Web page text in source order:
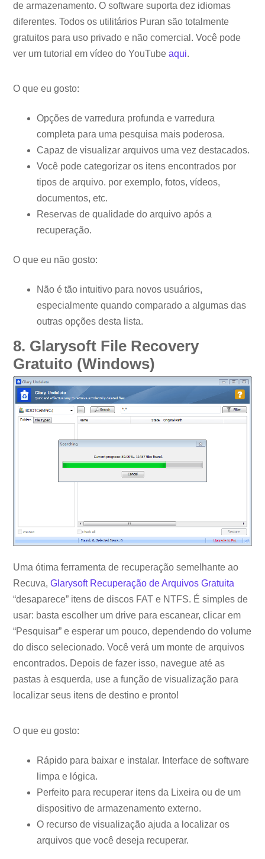
de armazenamento. O software suporta dez idiomas
diferentes. Todos os utilitários Puran são totalmente
gratuitos para uso privado e não comercial. Você pode
ver um tutorial em vídeo do YouTubeaqui.
O que eu gosto:
Opções de varredura profunda e varredura
completa para uma pesquisa mais poderosa.
Capaz de visualizar arquivos uma vez destacados.
Você pode categorizar os itens encontrados por
tipos de arquivo. por exemplo, fotos, vídeos,
documentos, etc.
Reservas de qualidade do arquivo após a
recuperação.
O que eu não gosto:
Não é tão intuitivo para novos usuários,
especialmente quando comparado a algumas das
outras opções desta lista.
8. Glarysoft File Recovery
Gratuito (Windows)
Uma ótima ferramenta de recuperação semelhante ao
Recuva, Glarysoft Recuperação de Arquivos Gratuita
“desaparece” itens de discos FAT e NTFS. É simples de
usar: basta escolher um drive para escanear, clicar em
“Pesquisar” e esperar um pouco, dependendo do volume
do disco selecionado. Você verá um monte de arquivos
encontrados. Depois de fazer isso, navegue até as
pastas à esquerda, use a função de visualização para
localizar seus itens de destino e pronto!
O que eu gosto:
Rápido para baixar e instalar. Interface de software
limpa e lógica.
Perfeito para recuperar itens da Lixeira ou de um
dispositivo de armazenamento externo.
O recurso de visualização ajuda a localizar os
arquivos que você deseja recuperar.